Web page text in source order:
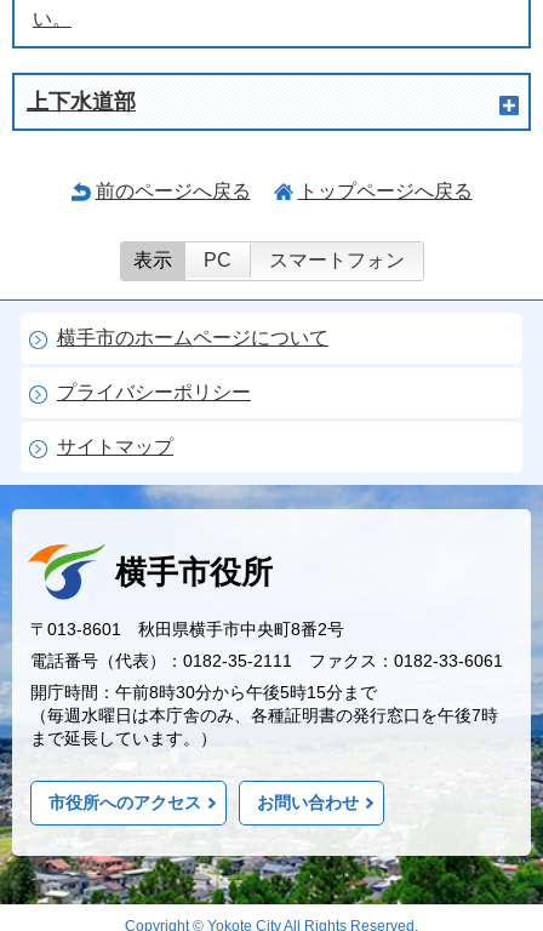
い。
上下水道部
前のページへ戻る トップページへ戻る
表示 PC スマートフォン
横手市のホームページについて
プライバシーポリシー
サイトマップ
横手市役所
〒013-8601 秋田県横手市中央町8番2号
電話番号（代表）：0182-35-2111 ファクス：0182-33-6061
開庁時間：午前8時30分から午後5時15分まで
（毎週水曜日は本庁舎のみ、各種証明書の発行窓口を午後7時
まで延長しています。）
市役所へのアクセス お問い合わせ
Copyright © Yokote City All Rights Reserved.